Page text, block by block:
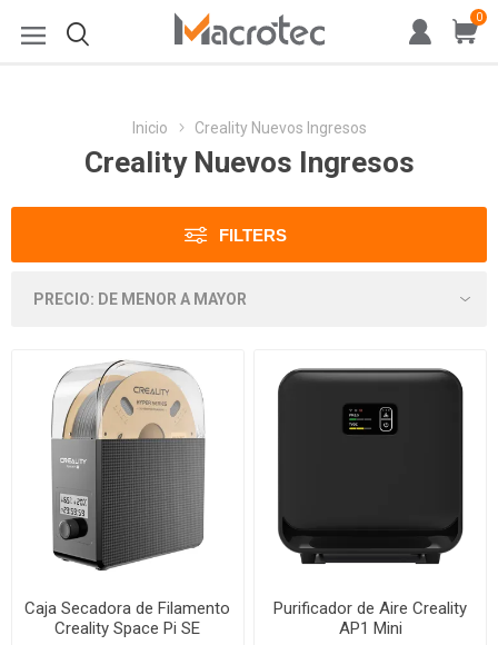
0
Inicio Creality Nuevos Ingresos
Creality Nuevos Ingresos
FILTERS
Caja Secadora de Filamento
Creality Space Pi SE
Purificador de Aire Creality
AP1 Mini